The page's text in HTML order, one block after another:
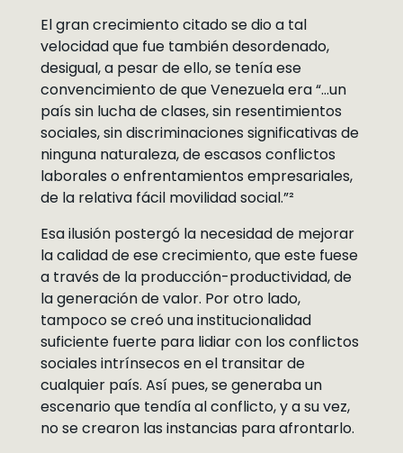
El gran crecimiento citado se dio a tal
velocidad que fue también desordenado,
desigual, a pesar de ello, se tenía ese
convencimiento de que Venezuela era “…un
país sin lucha de clases, sin resentimientos
sociales, sin discriminaciones significativas de
ninguna naturaleza, de escasos conflictos
laborales o enfrentamientos empresariales,
de la relativa fácil movilidad social.”²
Esa ilusión postergó la necesidad de mejorar
la calidad de ese crecimiento, que este fuese
a través de la producción-productividad, de
la generación de valor. Por otro lado,
tampoco se creó una institucionalidad
suficiente fuerte para lidiar con los conflictos
sociales intrínsecos en el transitar de
cualquier país. Así pues, se generaba un
escenario que tendía al conflicto, y a su vez,
no se crearon las instancias para afrontarlo.